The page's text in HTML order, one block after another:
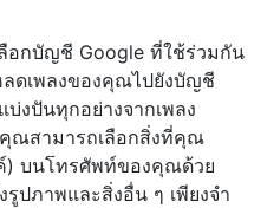
อกบัญชี Google ที่ใช้ร่วมกัน
ลดเพลงของคุณไปยังบัญชี
งปันทุกอย่างจากเพลง
ณสามารถเลือกสิ่งที่คุณ
) บนโทรศัพท์ของคุณด้วย
ปภาพและสิ่งอื่น ๆ เพียงจำ